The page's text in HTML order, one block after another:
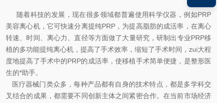
随着科技的发展，现在很多领域都普遍使用科学仪器，例如PRP
美容离心机，它可快速分离提纯PRP，为提高脂肪的成活率，在离心
转速、时间、离心力、直径等方面做了大量研究，研制出专业PRP移
植的多功能提纯离心机，提高了手术效率，缩短了手术时间，zui大程
度地提高了手术中的PRP的成活率，使移植手术简单便捷，是整形医
生的*助手。
医疗器械门类众多，每种产品都有自身的技术特点，都是多学科交
叉结合的成果，都需要不同创新主体之间紧密合作。在当前市场经济